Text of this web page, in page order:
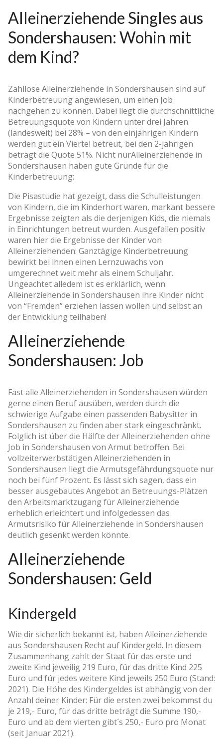
Alleinerziehende Singles aus
Sondershausen: Wohin mit
dem Kind?
Zahllose Alleinerziehende in Sondershausen sind auf
Kinderbetreuung angewiesen, um einen Job
nachgehen zu können. Dabei liegt die durchschnittliche
Betreuungsquote von Kindern unter drei Jahren
(landesweit) bei 28% – von den einjährigen Kindern
werden gut ein Viertel betreut, bei den 2-jährigen
beträgt die Quote 51%. Nicht nurAlleinerziehende in
Sondershausen haben gute Gründe für die
Kinderbetreuung:
Die Pisastudie hat gezeigt, dass die Schulleistungen
von Kindern, die im Kinderhort waren, markant bessere
Ergebnisse zeigten als die derjenigen Kids, die niemals
in Einrichtungen betreut wurden. Ausgefallen positiv
waren hier die Ergebnisse der Kinder von
Alleinerziehenden: Ganztägige Kinderbetreuung
bewirkt bei ihnen einen Lernzuwachs von
umgerechnet weit mehr als einem Schuljahr.
Ungeachtet alledem ist es erklärlich, wenn
Alleinerziehende in Sondershausen ihre Kinder nicht
von “Fremden” erziehen lassen wollen und selbst an
der Entwicklung teilhaben!
Alleinerziehende
Sondershausen: Job
Fast alle Alleinerziehenden in Sondershausen würden
gerne einen Beruf ausüben, werden durch die
schwierige Aufgabe einen passenden Babysitter in
Sondershausen zu finden aber stark eingeschränkt.
Folglich ist über die Hälfte der Alleinerziehenden ohne
Job in Sondershausen von Armut betroffen. Bei
vollzeiterwerbstätigen Alleinerziehenden in
Sondershausen liegt die Armutsgefährdungsquote nur
noch bei fünf Prozent. Es lässt sich sagen, dass ein
besser ausgebautes Angebot an Betreuungs-Plätzen
den Arbeitsmarktzugang für Alleinerziehende
erheblich erleichtert und infolgedessen das
Armutsrisiko für Alleinerziehende in Sondershausen
deutlich gesenkt werden könnte.
Alleinerziehende
Sondershausen: Geld
Kindergeld
Wie dir sicherlich bekannt ist, haben Alleinerziehende
aus Sondershausen Recht auf Kindergeld. In diesem
Zusammenhang zahlt der Staat für das erste und
zweite Kind jeweilig 219 Euro, für das dritte Kind 225
Euro und für jedes weitere Kind jeweils 250 Euro (Stand:
2021). Die Höhe des Kindergeldes ist abhängig von der
Anzahl deiner Kinder: Für die ersten zwei bekommst du
je 219,- Euro, für das dritte beträgt die Summe 190,-
Euro und ab dem vierten gibt´s 250,- Euro pro Monat
(seit Januar 2021).